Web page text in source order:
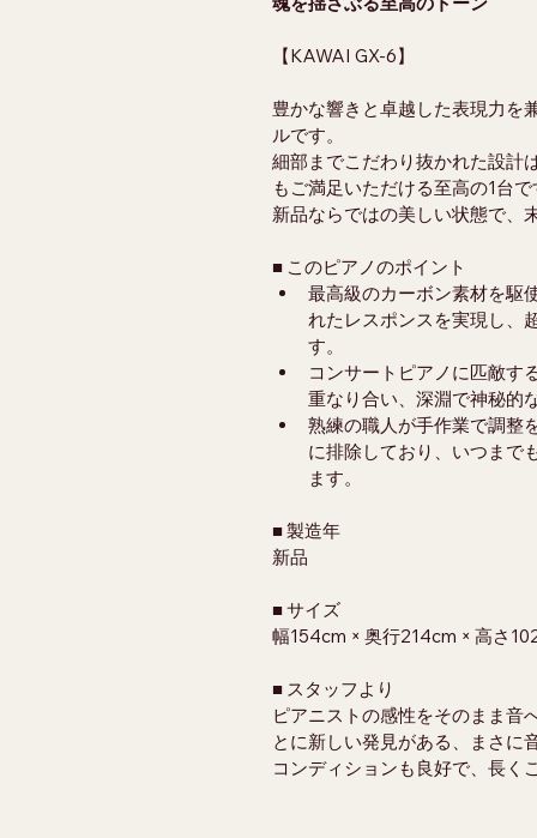
【KAWAI GX-6】
豊かな響きと卓越した表現力を
ルです。
細部までこだわり抜かれた設計
もご満足いただける至高の1台で
新品ならではの美しい状態で、
■ このピアノのポイント
最高級のカーボン素材を駆
れたレスポンスを実現し、
す。
コンサートピアノに匹敵す
重なり合い、深淵で神秘的
熟練の職人が手作業で調整
に排除しており、いつまで
ます。
■ 製造年
新品
■ サイズ
幅154cm × 奥行214cm × 高さ
■ スタッフより
ピアニストの感性をそのまま音
とに新しい発見がある、まさに
コンディションも良好で、長く